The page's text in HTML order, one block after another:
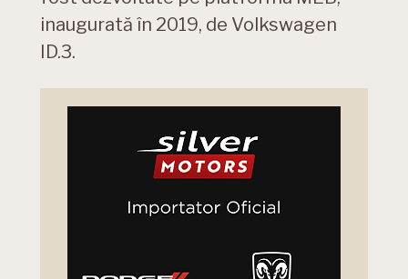
inaugurată în 2019, de Volkswagen
ID.3.